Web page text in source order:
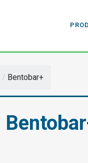
/ Bentobar+